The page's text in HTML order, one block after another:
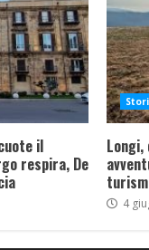
il
respira, De
Longi,
4